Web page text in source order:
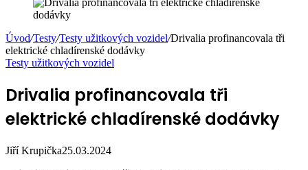
Úvod/Testy/Testy užitkových vozidel/Drivalia profinancovala tři
elektrické chladírenské dodávky
Testy užitkových vozidel
Drivalia profinancovala tři
elektrické chladírenské dodávky
Jiří Krupička25.03.2024